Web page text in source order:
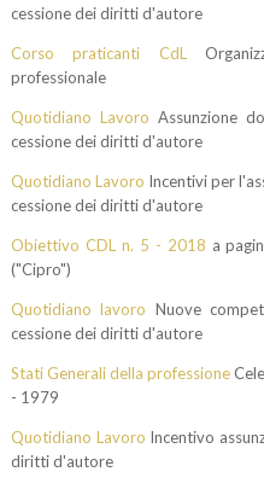
cessione dei diritti d'autore
Corso praticanti CdL
professionale
Quotidiano Lavoro Assunzione
cessione dei diritti d'autore
Quotidiano Lavoro Incentivi per
cessione dei diritti d'autore
Obiettivo CDL n. 5 - 2018 a
("Cipro")
Quotidiano lavoro Nuove
cessione dei diritti d'autore
Stati Generali della professione
- 1979
Quotidiano Lavoro Incentivo
diritti d'autore